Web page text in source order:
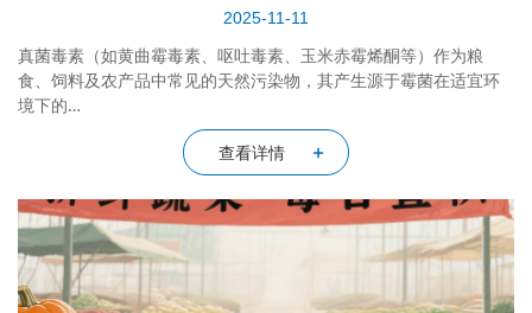
2025-11-11
真菌毒素（如黄曲霉毒素、呕吐毒素、玉米赤霉烯酮等）作为粮
食、饲料及农产品中常见的天然污染物，其产生源于霉菌在适宜环
境下的…
查看详情